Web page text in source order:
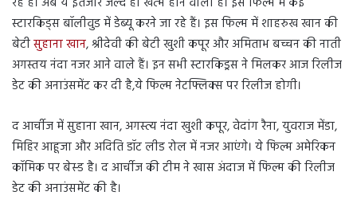
स्टारकिड्स बॉलीवुड में डेब्यू करने जा रहे हैं। इस फिल्म में शाहरुख खान की
बेटीसुहाना खान, श्रीदेवी की बेटी खुशी कपूर और अमिताभ बच्चन की नाती
अगस्तय नंदा नजर आने वाले हैं। इन सभी स्टारकिड्रस ने मिलकर आज रिलीज
डेट की अनाउंसमेंट कर दी है,ये फिल्म नेटफ्लिक्स पर रिलीज होगी।
द आर्चीज में सुहाना खान, अगस्त्य नंदा खुशी कपूर, वेदांग रैना, युवराज मेंडा,
मिहिर आहूजा और अदिति डॉट लीड रोल में नजर आएंगे। ये फिल्म अमेरिकन
कॉमिक पर बेस्ड है। द आर्चीज की टीम ने खास अंदाज में फिल्म की रिलीज
डेट की अनाउंसमेंट की है।